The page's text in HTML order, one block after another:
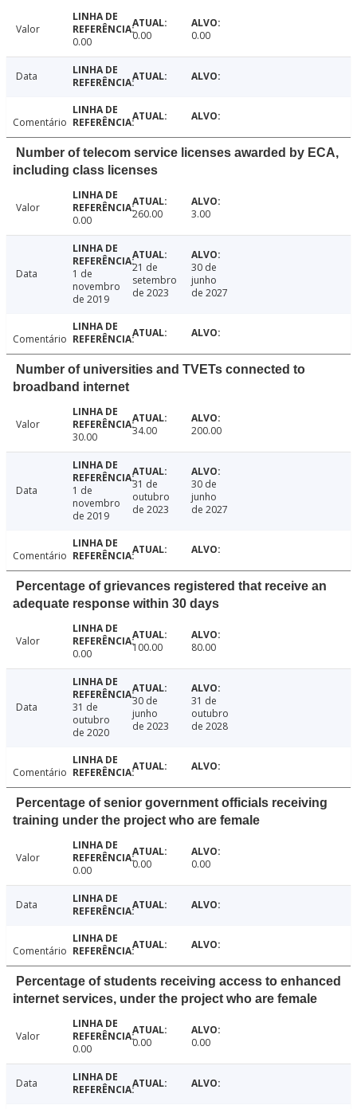
Valor
0.00
0.00 0.00
Data
Comentário
Number of telecom service licenses awarded by ECA,
including class licenses
Valor
0.00
260.00 3.00
Data
1 de
novembro
de 2019
21 de
setembro
de 2023
30 de
junho
de 2027
Comentário
Number of universities and TVETs connected to
broadband internet
Valor
30.00
34.00 200.00
Data
1 de
novembro
de 2019
31 de
outubro
de 2023
30 de
junho
de 2027
Comentário
Percentage of grievances registered that receive an
adequate response within 30 days
Valor
0.00
100.00 80.00
Data
31 de
outubro
de 2020
30 de
junho
de 2023
31 de
outubro
de 2028
Comentário
Percentage of senior government officials receiving
training under the project who are female
Valor
0.00
0.00 0.00
Data
Comentário
Percentage of students receiving access to enhanced
internet services, under the project who are female
Valor
0.00
0.00 0.00
Data